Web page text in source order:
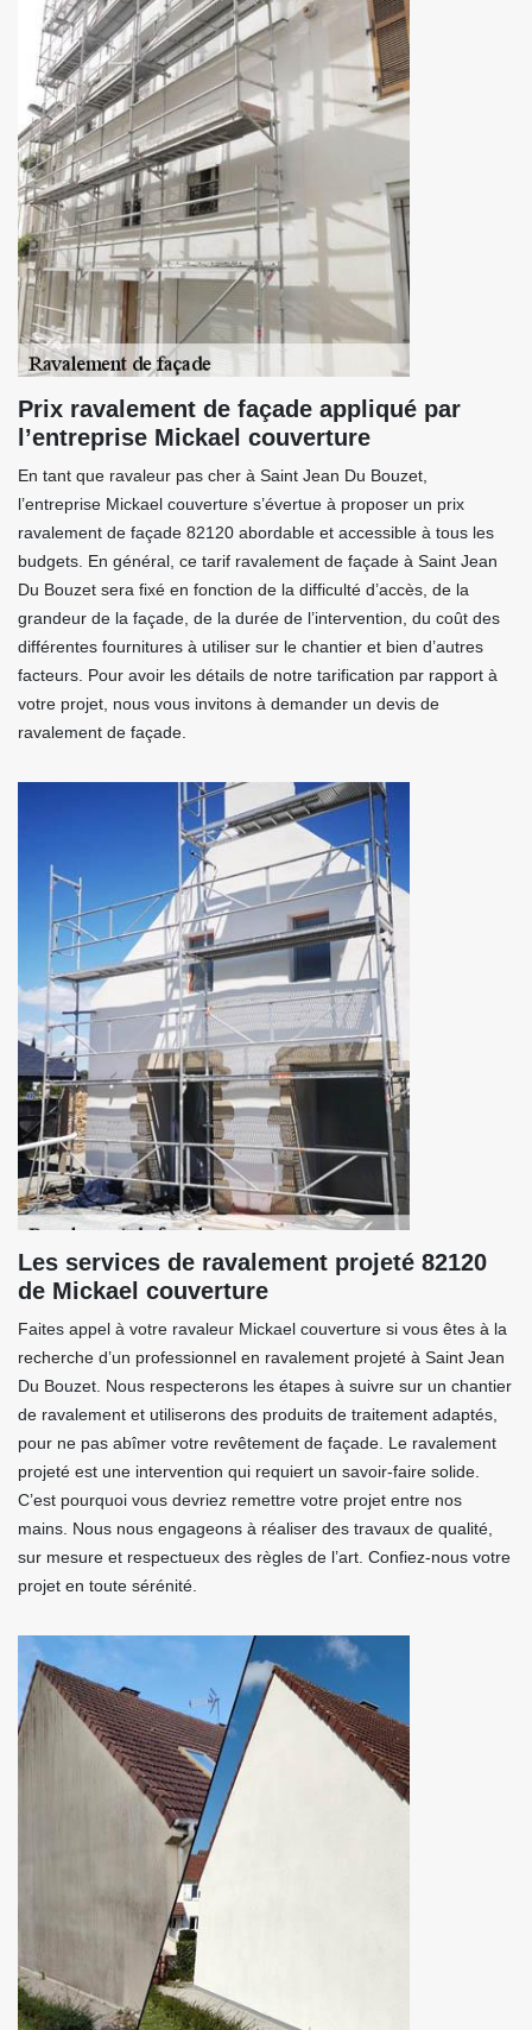
Prix ravalement de façade appliqué par
l’entreprise Mickael couverture
En tant que ravaleur pas cher à Saint Jean Du Bouzet,
l’entreprise Mickael couverture s’évertue à proposer un prix
ravalement de façade 82120 abordable et accessible à tous les
budgets. En général, ce tarif ravalement de façade à Saint Jean
Du Bouzet sera fixé en fonction de la difficulté d’accès, de la
grandeur de la façade, de la durée de l’intervention, du coût des
différentes fournitures à utiliser sur le chantier et bien d’autres
facteurs. Pour avoir les détails de notre tarification par rapport à
votre projet, nous vous invitons à demander un devis de
ravalement de façade.
Les services de ravalement projeté 82120
de Mickael couverture
Faites appel à votre ravaleur Mickael couverture si vous êtes à la
recherche d’un professionnel en ravalement projeté à Saint Jean
Du Bouzet. Nous respecterons les étapes à suivre sur un chantier
de ravalement et utiliserons des produits de traitement adaptés,
pour ne pas abîmer votre revêtement de façade. Le ravalement
projeté est une intervention qui requiert un savoir-faire solide.
C’est pourquoi vous devriez remettre votre projet entre nos
mains. Nous nous engageons à réaliser des travaux de qualité,
sur mesure et respectueux des règles de l’art. Confiez-nous votre
projet en toute sérénité.